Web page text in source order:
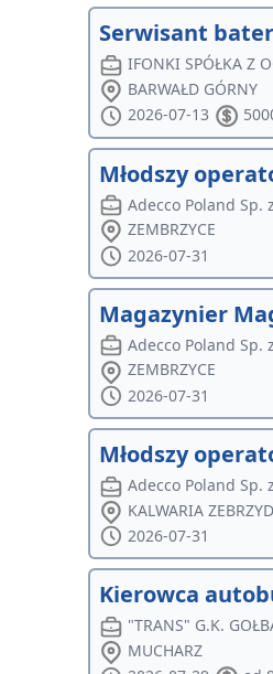
Serwisant
IFONKI SPÓŁKA Z
BARWAŁD GÓRNY
2026-07-13
Młodszy
Adecco Poland Sp.
ZEMBRZYCE
2026-07-31
Magazynier
Adecco Poland Sp.
ZEMBRZYCE
2026-07-31
Młodszy
Adecco Poland Sp.
KALWARIA
2026-07-31
Kierowca
"TRANS" G.K.
MUCHARZ